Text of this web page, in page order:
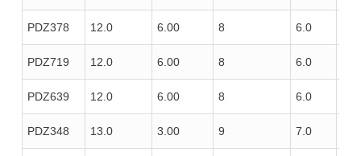
PDZ378 12.0 6.00 8 6.0
PDZ719 12.0 6.00 8 6.0
PDZ639 12.0 6.00 8 6.0
PDZ348 13.0 3.00 9 7.0